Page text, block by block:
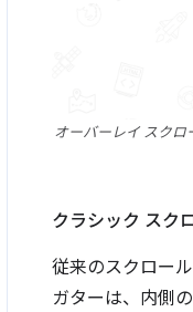
オーバーレイ スク
クラシック スク
従来のスクロー
ガターは、内側